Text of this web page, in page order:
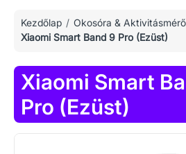
Kezdőlap Okosóra & Aktivitásmérő
Xiaomi Smart Band 9 Pro (Ezüst)
Xiaomi Smart
Pro (Ezüst)